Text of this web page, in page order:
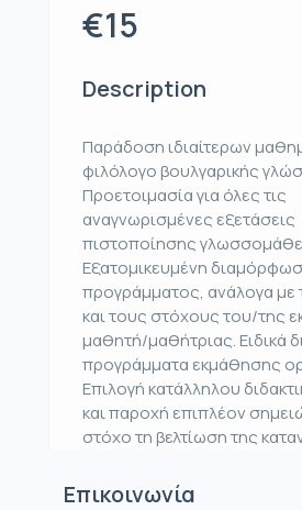
€15
Description
Παράδοση ιδιαίτερων
φιλόλογο βουλγαρικής
Προετοιμασία για όλες τις
αναγνωρισμένες εξετάσεις
πιστοποίησης
Εξατομικευμένη
προγράμματος, ανάλογα με
και τους στόχους του/της
μαθητή/μαθήτριας. Ειδικά
προγράμματα εκμάθησης
Επιλογή κατάλληλου
και παροχή επιπλέον
στόχο τη βελτίωση της
Επικοινωνία